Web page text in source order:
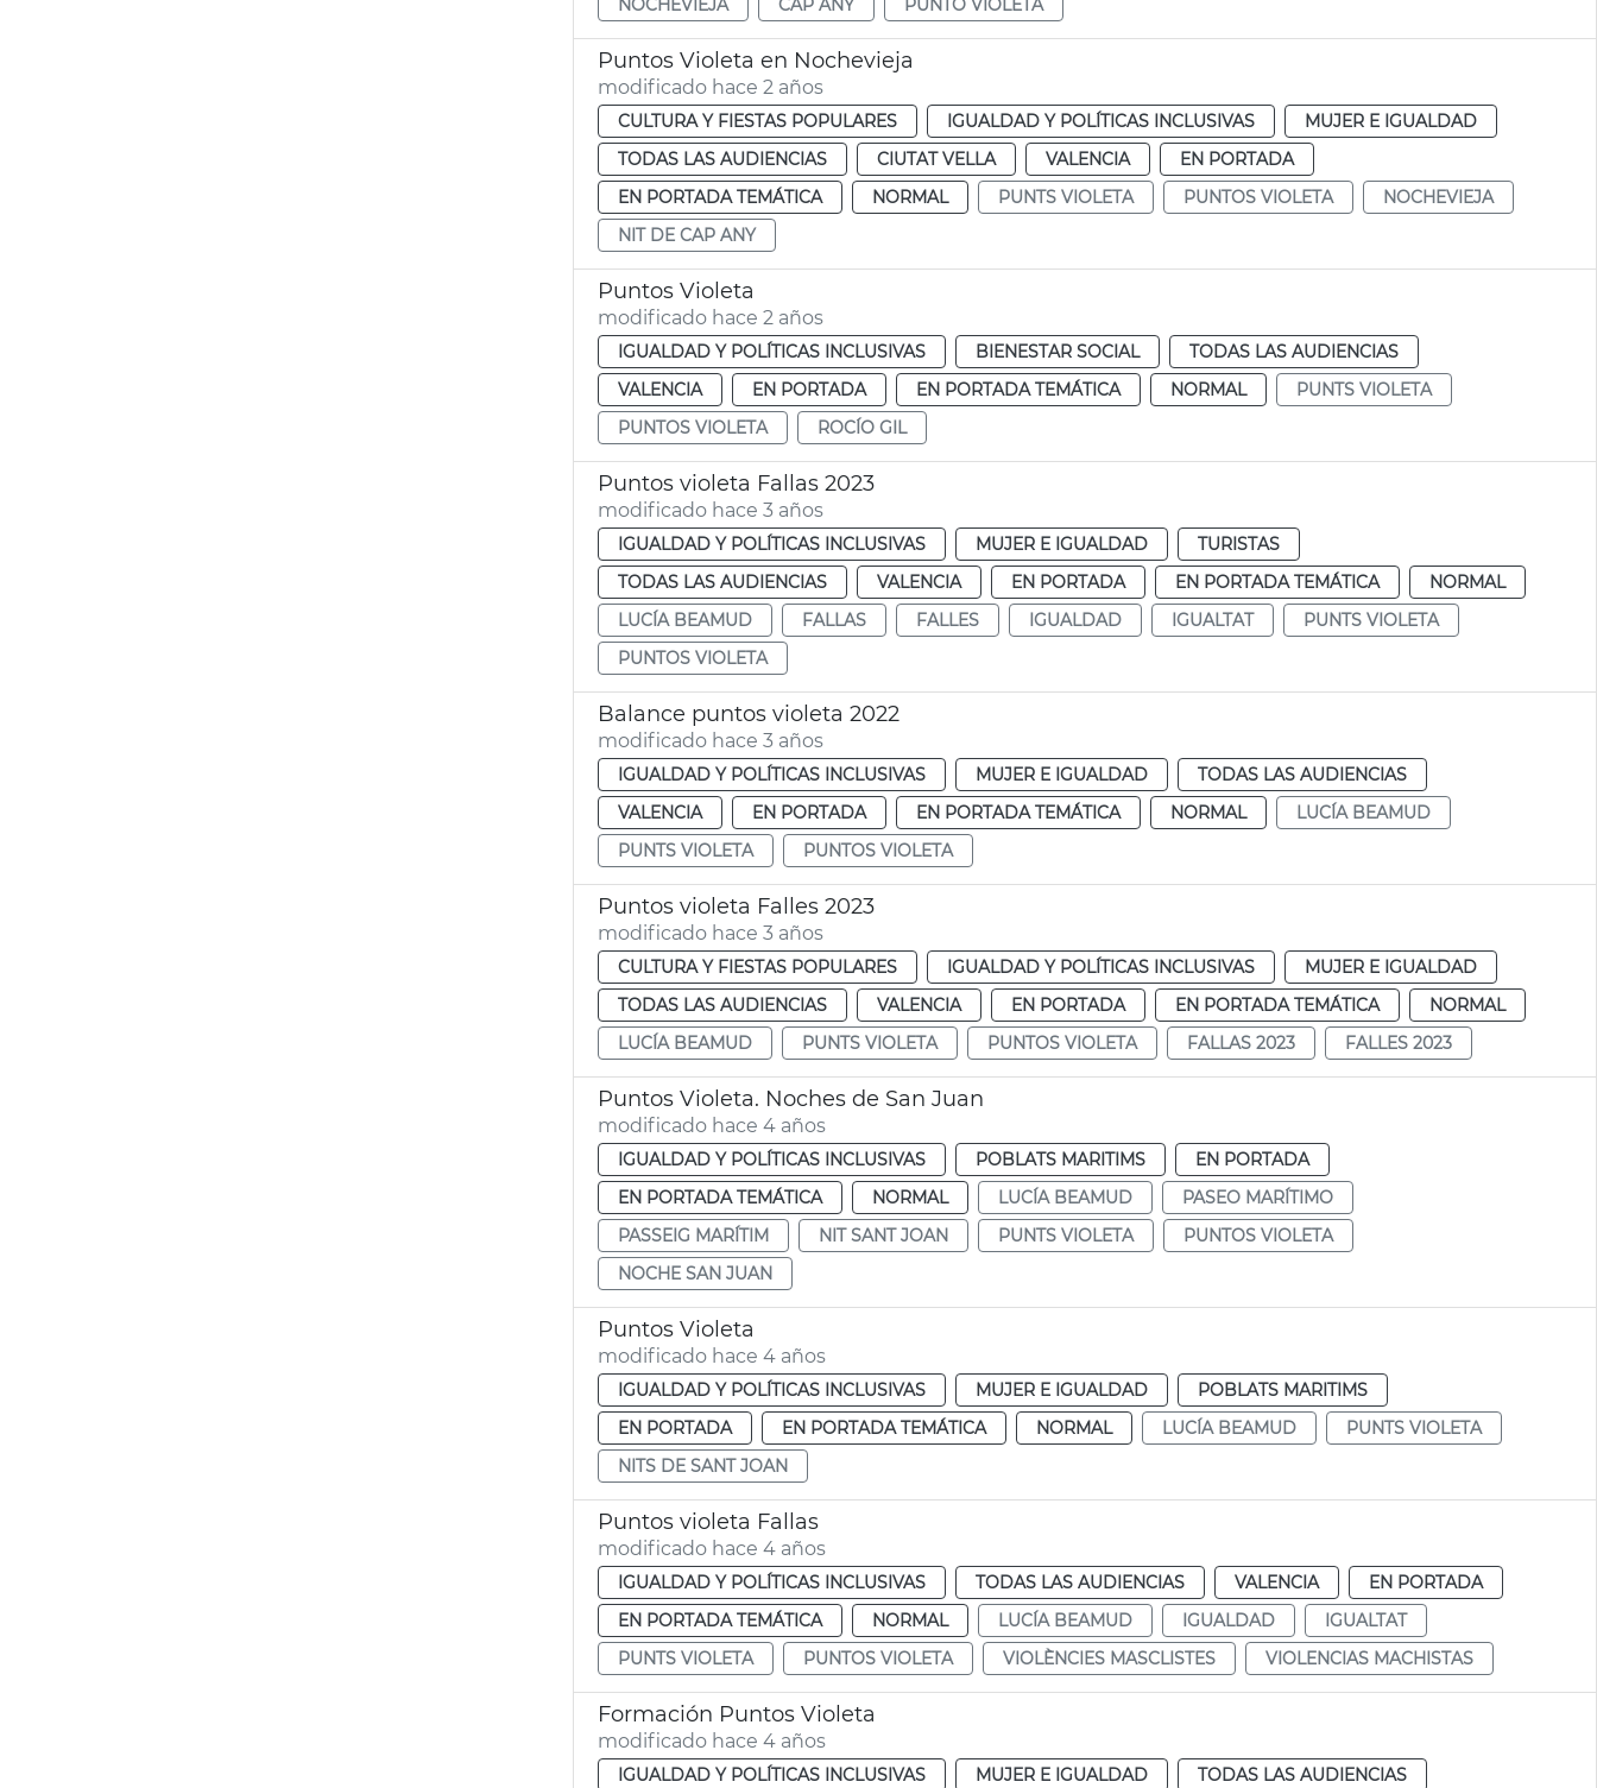
NOCHEVIEJA
CAP ANY PUNTO VIOLETA
Puntos Violeta en Nochevieja
modificado hace 2 años
CULTURA Y FIESTAS POPULARES IGUALDAD Y POLÍTICAS INCLUSIVAS
MUJER E IGUALDAD
TODAS LAS AUDIENCIAS
CIUTAT VELLA VALENCIA
EN PORTADA
EN PORTADA TEMÁTICA
NORMAL PUNTS VIOLETA PUNTOS VIOLETA
NOCHEVIEJA
NIT DE CAP ANY
Puntos Violeta
modificado hace 2 años
IGUALDAD Y POLÍTICAS INCLUSIVAS BIENESTAR SOCIAL
TODAS LAS AUDIENCIAS
VALENCIA
EN PORTADA EN PORTADA TEMÁTICA NORMAL
PUNTS VIOLETA
PUNTOS VIOLETA
ROCÍO GIL
Puntos violeta Fallas 2023
modificado hace 3 años
IGUALDAD Y POLÍTICAS INCLUSIVAS MUJER E IGUALDAD
TURISTAS
TODAS LAS AUDIENCIAS
VALENCIA EN PORTADA EN PORTADA TEMÁTICA
NORMAL
LUCÍA BEAMUD
FALLAS FALLES IGUALDAD IGUALTAT
PUNTS VIOLETA
PUNTOS VIOLETA
Balance puntos violeta 2022
modificado hace 3 años
IGUALDAD Y POLÍTICAS INCLUSIVAS MUJER E IGUALDAD
TODAS LAS AUDIENCIAS
VALENCIA
EN PORTADA EN PORTADA TEMÁTICA NORMAL
LUCÍA BEAMUD
PUNTS VIOLETA
PUNTOS VIOLETA
Puntos violeta Falles 2023
modificado hace 3 años
CULTURA Y FIESTAS POPULARES IGUALDAD Y POLÍTICAS INCLUSIVAS
MUJER E IGUALDAD
TODAS LAS AUDIENCIAS
VALENCIA EN PORTADA EN PORTADA TEMÁTICA
NORMAL
LUCÍA BEAMUD
PUNTS VIOLETA PUNTOS VIOLETA FALLAS 2023 FALLES 2023
Puntos Violeta. Noches de San Juan
modificado hace 4 años
IGUALDAD Y POLÍTICAS INCLUSIVAS POBLATS MARITIMS
EN PORTADA
EN PORTADA TEMÁTICA
NORMAL LUCÍA BEAMUD
PASEO MARÍTIMO
PASSEIG MARÍTIM
NIT SANT JOAN PUNTS VIOLETA
PUNTOS VIOLETA
NOCHE SAN JUAN
Puntos Violeta
modificado hace 4 años
IGUALDAD Y POLÍTICAS INCLUSIVAS MUJER E IGUALDAD
POBLATS MARITIMS
EN PORTADA
EN PORTADA TEMÁTICA NORMAL LUCÍA BEAMUD
PUNTS VIOLETA
NITS DE SANT JOAN
Puntos violeta Fallas
modificado hace 4 años
IGUALDAD Y POLÍTICAS INCLUSIVAS TODAS LAS AUDIENCIAS VALENCIA
EN PORTADA
EN PORTADA TEMÁTICA
NORMAL LUCÍA BEAMUD IGUALDAD
IGUALTAT
PUNTS VIOLETA
PUNTOS VIOLETA VIOLÈNCIES MASCLISTES VIOLENCIAS MACHISTAS
Formación Puntos Violeta
modificado hace 4 años
IGUALDAD Y POLÍTICAS INCLUSIVAS MUJER E IGUALDAD TODAS LAS AUDIENCIAS